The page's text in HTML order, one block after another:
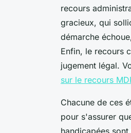
recours
gracieux, qui
démarche
Enfin, le recours
jugement légal.
sur le recours
Chacune de ces
pour s'assurer